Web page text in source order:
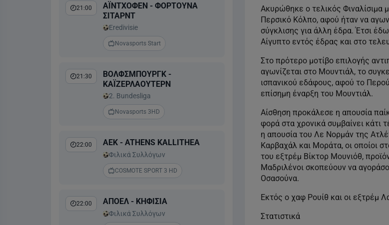
Ακυρώθηκε ο τελικός Φιναλίσιμα
Περσικό Κόλπο, αφού ήταν να
σύγκλισης για άλλη έδρα. Έτσι
Αίγυπτο εντός έδρας και στο
Στο πρότερο μοτίβο επιλογής
αγωνίζεται στο Μουντιάλ, το
ισπανικού εδάφους, αφού το
επίσημη έναρξη του Μουντιάλ.
Αίσθηση προκάλεσε η απουσία
φορά στα χρονικά συμβαίνει κάτι
η απουσία του Λε Νορμάν της
Καρβαχάλ και Μοράτα, οι οποίοι
του εξτρέμ Βίκτορ Μουνιόθ,
Μαδριλένοι σκοπεύουν να
Οσασούνα.
Εκτός ο χαφ Ρουίθ και οι εξτρέμ
Στατιστικά
21:00
ΑΪΝΤΧΟΦΕΝ - ΦΟΡΤΟΥΝΑ
ΣΙΤΑΡΝΤ
Eredivisie
Novasports Start
21:30
ΒΟΛΦΣΜΠΟΥΡΓΚ -
ΚΑΪΖΕΡΛΑΟΥΤΕΡΝ
2. Bundesliga
Novasports 3HD
22:00 ΑΕΚ - ATHENS KALLITHEA
Φιλικά Συλλόγων
COSMOTE SPORT 3 HD
22:00 ΑΠΟΕΛ - ΚΗΦΙΣΙΑ
Φιλικά Συλλόγων